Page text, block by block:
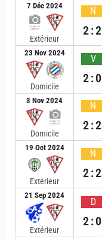
7 Déc 2024
Extérieur
N
2:2
23 Nov 2024
Domicile
V
2:0
3 Nov 2024
Domicile
N
2:2
19 Oct 2024
Extérieur
N
2:2
21 Sep 2024
Extérieur
D
2:0